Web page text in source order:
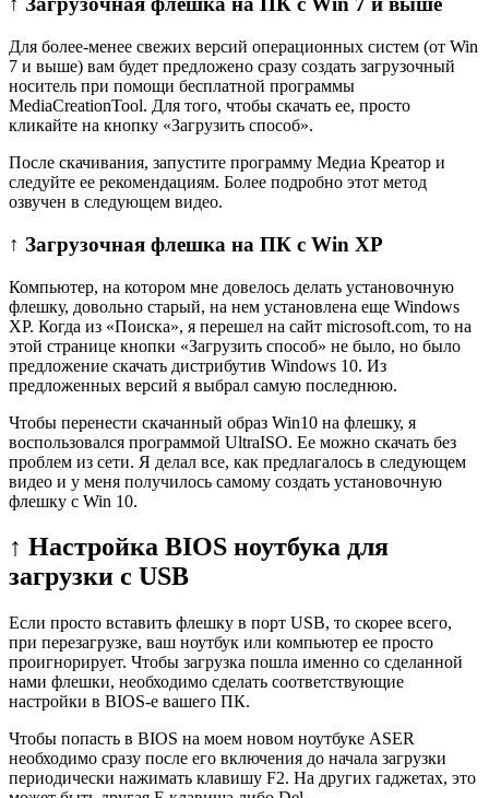
Для более-менее свежих версий операционных систем (от Win
7 и выше) вам будет предложено сразу создать загрузочный
носитель при помощи бесплатной программы
MediaCreationTool. Для того, чтобы скачать ее, просто
кликайте на кнопку «Загрузить способ».
После скачивания, запустите программу Медиа Креатор и
следуйте ее рекомендациям. Более подробно этот метод
озвучен в следующем видео.
↑ Загрузочная флешка на ПК с Win XP
Компьютер, на котором мне довелось делать установочную
флешку, довольно старый, на нем установлена еще Windows
XP. Когда из «Поиска», я перешел на сайт microsoft.com, то на
этой странице кнопки «Загрузить способ» не было, но было
предложение скачать дистрибутив Windows 10. Из
предложенных версий я выбрал самую последнюю.
Чтобы перенести скачанный образ Win10 на флешку, я
воспользовался программой UltraISO. Ее можно скачать без
проблем из сети. Я делал все, как предлагалось в следующем
видео и у меня получилось самому создать установочную
флешку с Win 10.
↑ Настройка BIOS ноутбука для
загрузки с USB
Если просто вставить флешку в порт USB, то скорее всего,
при перезагрузке, ваш ноутбук или компьютер ее просто
проигнорирует. Чтобы загрузка пошла именно со сделанной
нами флешки, необходимо сделать соответствующие
настройки в BIOS-е вашего ПК.
Чтобы попасть в BIOS на моем новом ноутбуке ASER
необходимо сразу после его включения до начала загрузки
периодически нажимать клавишу F2. На других гаджетах, это